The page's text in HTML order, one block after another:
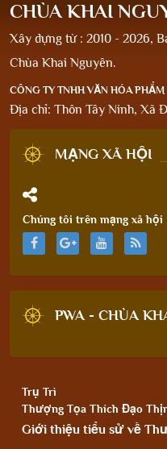
CHÙA KHAI
Xây dựng từ : 2010 - 2026,
Chùa Khai Nguyên.
CÔNG TY TNHH VĂN HÓA
Địa chỉ: Thôn Tây Ninh, Xã
MẠNG XÃ HỘI
Chúng tôi trên mạng xã hội
PWA - CHÙA
Trụ Trì
Thượng Tọa Thích Đạo
Giới thiệu tiểu sử về